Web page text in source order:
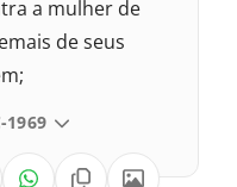
a mulher de
de seus
1969